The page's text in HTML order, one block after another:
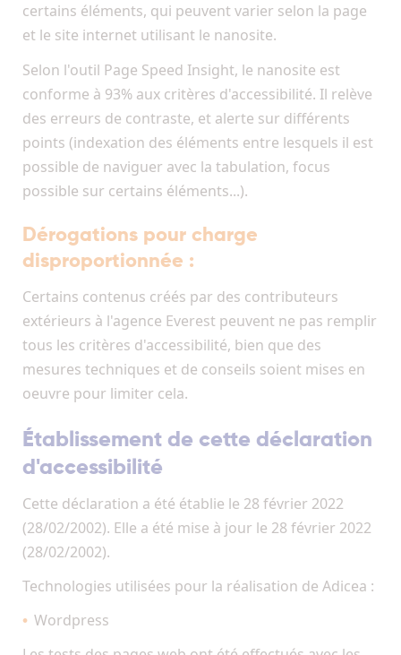
certains éléments, qui peuvent varier selon la page
et le site internet utilisant le nanosite.
Selon l'outil Page Speed Insight, le nanosite est
conforme à 93% aux critères d'accessibilité. Il relève
des erreurs de contraste, et alerte sur différents
points (indexation des éléments entre lesquels il est
possible de naviguer avec la tabulation, focus
possible sur certains éléments...).
Dérogations pour charge
disproportionnée :
Certains contenus créés par des contributeurs
extérieurs à l'agence Everest peuvent ne pas remplir
tous les critères d'accessibilité, bien que des
mesures techniques et de conseils soient mises en
oeuvre pour limiter cela.
Établissement de cette déclaration
d'accessibilité
Cette déclaration a été établie le 28 février 2022
(28/02/2002). Elle a été mise à jour le 28 février 2022
(28/02/2002).
Technologies utilisées pour la réalisation de Adicea :
Wordpress